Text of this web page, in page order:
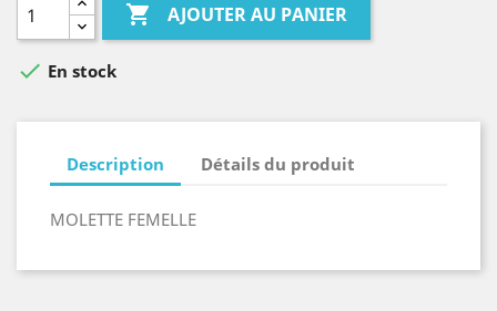
 AJOUTER AU PANIER
 En stock
Description Détails du produit
MOLETTE FEMELLE